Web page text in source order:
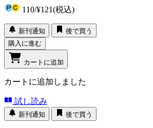
110/¥121(税込)
新刊通知
後で買う
購入に進む
カートに追加
カートに追加しました
試し読み
新刊通知 後で買う